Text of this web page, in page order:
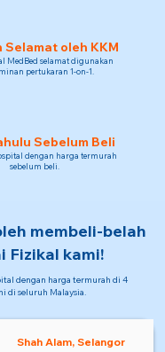
Selamat oleh KKM
MedBed selamat digunakan
pertukaran 1-on-1.
Sebelum Beli
dengan harga termurah
sebelum beli.
membeli-belah
Fizikal kami!
dengan harga termurah di 4
di seluruh Malaysia.
Shah Alam, Selangor